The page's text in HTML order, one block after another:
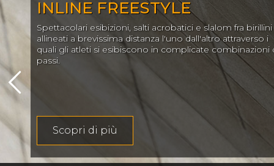
INLINE FREESTYLE
Spettacolari esibizioni, salti acrobatici e slalom fra birillini
allineati a brevissima distanza l'uno dall'altro attraverso i
quali gli atleti si esibiscono in complicate combinazioni
passi.
Scopri di più
GIUSTIZIA
IMPIANTISTICA